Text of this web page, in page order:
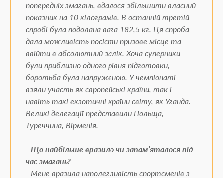
попередніх змагань, вдалося збільшити власний
показник на 10 кілограмів. В останній третій
спробі була подолана вага 182,5 кг. Ця спроба
дала можливість посісти призове місце та
ввійти в абсолютний залік. Хоча суперники
були приблизно одного рівня підготовки,
боротьба була напруженою. У чемпіонаті
взяли участь як європейські країни, так і
навіть такі екзотичні країни світу, як Уганда.
Великі делегації представили Польща,
Туреччина, Вірменія.
- Що найбільше вразило чи запам’яталося під
час змагань?
- Мене вразила наполегливість спортсменів з